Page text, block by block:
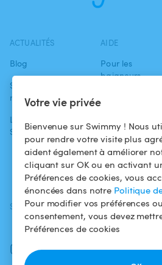
Votre vie privée
Bienvenue sur Swimmy ! Nous
pour rendre votre visite plus
aident également à améliorer
cliquant sur OK ou en activant
Préférences de cookies, vous
énoncées dans notre Politique
Pour modifier vos préférences
consentement, vous devez
Préférences de cookies
ACTUALITÉS
Blog
Swimmy dans les
médias
L'aventure
Swimmy
AIDE
Pour les
baigneurs
Louer ma
Comment ça
marche ?
SUIVEZ-NOUS
Facebook
Instagram